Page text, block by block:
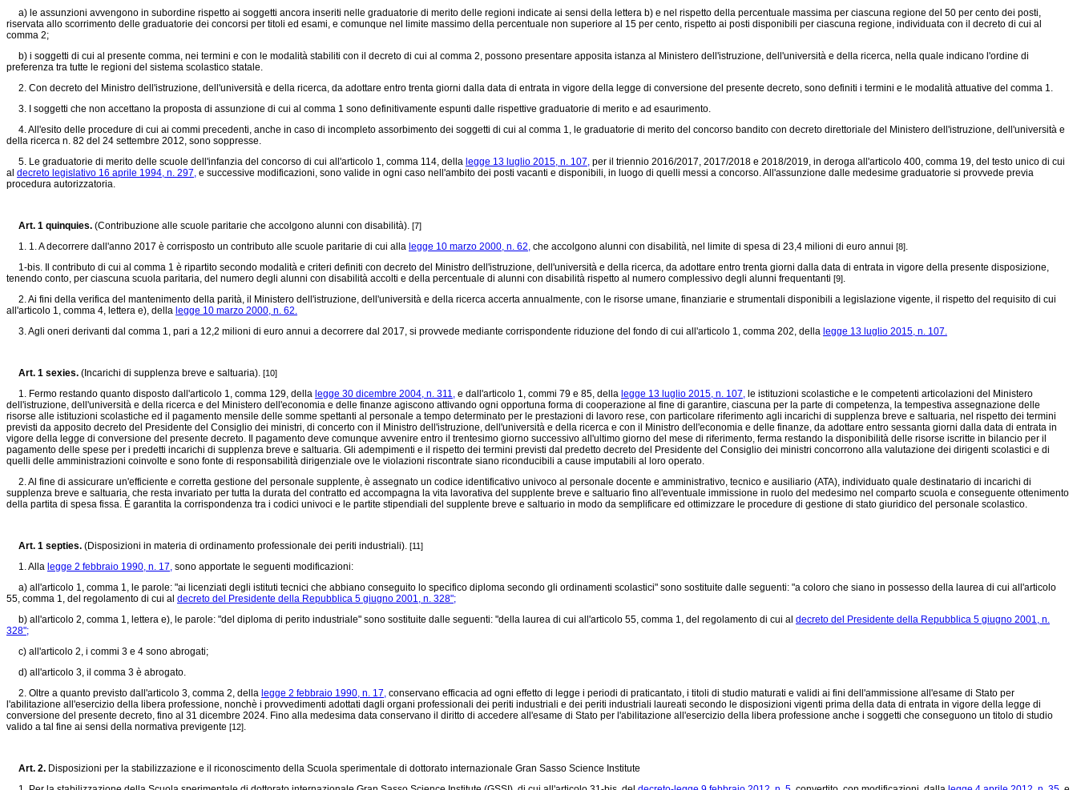
a) le assunzioni avvengono in subordine rispetto ai soggetti ancora inseriti nelle graduatorie di merito delle regioni indicate ai sensi della lettera b) e nel rispetto della percentuale massima per ciascuna regione del 50 per cento dei posti,
riservata allo scorrimento delle graduatorie dei concorsi per titoli ed esami, e comunque nel limite massimo della percentuale non superiore al 15 per cento, rispetto ai posti disponibili per ciascuna regione, individuata con il decreto di cui al
comma 2;
b) i soggetti di cui al presente comma, nei termini e con le modalità stabiliti con il decreto di cui al comma 2, possono presentare apposita istanza al Ministero dell'istruzione, dell'università e della ricerca, nella quale indicano l'ordine di
preferenza tra tutte le regioni del sistema scolastico statale.
2. Con decreto del Ministro dell'istruzione, dell'università e della ricerca, da adottare entro trenta giorni dalla data di entrata in vigore della legge di conversione del presente decreto, sono definiti i termini e le modalità attuative del comma 1.
3. I soggetti che non accettano la proposta di assunzione di cui al comma 1 sono definitivamente espunti dalle rispettive graduatorie di merito e ad esaurimento.
4. All'esito delle procedure di cui ai commi precedenti, anche in caso di incompleto assorbimento dei soggetti di cui al comma 1, le graduatorie di merito del concorso bandito con decreto direttoriale del Ministero dell'istruzione, dell'università e
della ricerca n. 82 del 24 settembre 2012, sono soppresse.
5. Le graduatorie di merito delle scuole dell'infanzia del concorso di cui all'articolo 1, comma 114, della legge 13 luglio 2015, n. 107, per il triennio 2016/2017, 2017/2018 e 2018/2019, in deroga all'articolo 400, comma 19, del testo unico di cui
al decreto legislativo 16 aprile 1994, n. 297, e successive modificazioni, sono valide in ogni caso nell'ambito dei posti vacanti e disponibili, in luogo di quelli messi a concorso. All'assunzione dalle medesime graduatorie si provvede previa
procedura autorizzatoria.
Art. 1 quinquies. (Contribuzione alle scuole paritarie che accolgono alunni con disabilità). [7]
1. 1. A decorrere dall'anno 2017 è corrisposto un contributo alle scuole paritarie di cui alla legge 10 marzo 2000, n. 62, che accolgono alunni con disabilità, nel limite di spesa di 23,4 milioni di euro annui [8].
1-bis. Il contributo di cui al comma 1 è ripartito secondo modalità e criteri definiti con decreto del Ministro dell'istruzione, dell'università e della ricerca, da adottare entro trenta giorni dalla data di entrata in vigore della presente disposizione,
tenendo conto, per ciascuna scuola paritaria, del numero degli alunni con disabilità accolti e della percentuale di alunni con disabilità rispetto al numero complessivo degli alunni frequentanti [9].
2. Ai fini della verifica del mantenimento della parità, il Ministero dell'istruzione, dell'università e della ricerca accerta annualmente, con le risorse umane, finanziarie e strumentali disponibili a legislazione vigente, il rispetto del requisito di cui
all'articolo 1, comma 4, lettera e), della legge 10 marzo 2000, n. 62.
3. Agli oneri derivanti dal comma 1, pari a 12,2 milioni di euro annui a decorrere dal 2017, si provvede mediante corrispondente riduzione del fondo di cui all'articolo 1, comma 202, della legge 13 luglio 2015, n. 107.
Art. 1 sexies. (Incarichi di supplenza breve e saltuaria). [10]
1. Fermo restando quanto disposto dall'articolo 1, comma 129, della legge 30 dicembre 2004, n. 311, e dall'articolo 1, commi 79 e 85, della legge 13 luglio 2015, n. 107, le istituzioni scolastiche e le competenti articolazioni del Ministero
dell'istruzione, dell'università e della ricerca e del Ministero dell'economia e delle finanze agiscono attivando ogni opportuna forma di cooperazione al fine di garantire, ciascuna per la parte di competenza, la tempestiva assegnazione delle
risorse alle istituzioni scolastiche ed il pagamento mensile delle somme spettanti al personale a tempo determinato per le prestazioni di lavoro rese, con particolare riferimento agli incarichi di supplenza breve e saltuaria, nel rispetto dei termini
previsti da apposito decreto del Presidente del Consiglio dei ministri, di concerto con il Ministro dell'istruzione, dell'università e della ricerca e con il Ministro dell'economia e delle finanze, da adottare entro sessanta giorni dalla data di entrata in
vigore della legge di conversione del presente decreto. Il pagamento deve comunque avvenire entro il trentesimo giorno successivo all'ultimo giorno del mese di riferimento, ferma restando la disponibilità delle risorse iscritte in bilancio per il
pagamento delle spese per i predetti incarichi di supplenza breve e saltuaria. Gli adempimenti e il rispetto dei termini previsti dal predetto decreto del Presidente del Consiglio dei ministri concorrono alla valutazione dei dirigenti scolastici e di
quelli delle amministrazioni coinvolte e sono fonte di responsabilità dirigenziale ove le violazioni riscontrate siano riconducibili a cause imputabili al loro operato.
2. Al fine di assicurare un'efficiente e corretta gestione del personale supplente, è assegnato un codice identificativo univoco al personale docente e amministrativo, tecnico e ausiliario (ATA), individuato quale destinatario di incarichi di
supplenza breve e saltuaria, che resta invariato per tutta la durata del contratto ed accompagna la vita lavorativa del supplente breve e saltuario fino all'eventuale immissione in ruolo del medesimo nel comparto scuola e conseguente ottenimento
della partita di spesa fissa. È garantita la corrispondenza tra i codici univoci e le partite stipendiali del supplente breve e saltuario in modo da semplificare ed ottimizzare le procedure di gestione di stato giuridico del personale scolastico.
Art. 1 septies. (Disposizioni in materia di ordinamento professionale dei periti industriali). [11]
1. Alla legge 2 febbraio 1990, n. 17, sono apportate le seguenti modificazioni:
a) all'articolo 1, comma 1, le parole: "ai licenziati degli istituti tecnici che abbiano conseguito lo specifico diploma secondo gli ordinamenti scolastici" sono sostituite dalle seguenti: "a coloro che siano in possesso della laurea di cui all'articolo
55, comma 1, del regolamento di cui al decreto del Presidente della Repubblica 5 giugno 2001, n. 328";
b) all'articolo 2, comma 1, lettera e), le parole: "del diploma di perito industriale" sono sostituite dalle seguenti: "della laurea di cui all'articolo 55, comma 1, del regolamento di cui al decreto del Presidente della Repubblica 5 giugno 2001, n.
328";
c) all'articolo 2, i commi 3 e 4 sono abrogati;
d) all'articolo 3, il comma 3 è abrogato.
2. Oltre a quanto previsto dall'articolo 3, comma 2, della legge 2 febbraio 1990, n. 17, conservano efficacia ad ogni effetto di legge i periodi di praticantato, i titoli di studio maturati e validi ai fini dell'ammissione all'esame di Stato per
l'abilitazione all'esercizio della libera professione, nonchè i provvedimenti adottati dagli organi professionali dei periti industriali e dei periti industriali laureati secondo le disposizioni vigenti prima della data di entrata in vigore della legge di
conversione del presente decreto, fino al 31 dicembre 2024. Fino alla medesima data conservano il diritto di accedere all'esame di Stato per l'abilitazione all'esercizio della libera professione anche i soggetti che conseguono un titolo di studio
valido a tal fine ai sensi della normativa previgente [12].
Art. 2. Disposizioni per la stabilizzazione e il riconoscimento della Scuola sperimentale di dottorato internazionale Gran Sasso Science Institute